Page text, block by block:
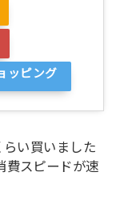
ッピング
い買いました
費スピードが速